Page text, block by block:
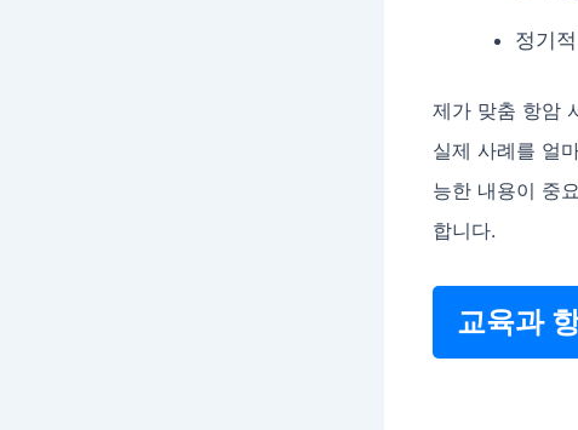
정기
제가 맞춤 항암
실제 사례를 얼
능한 내용이 중
합니다.
교육과